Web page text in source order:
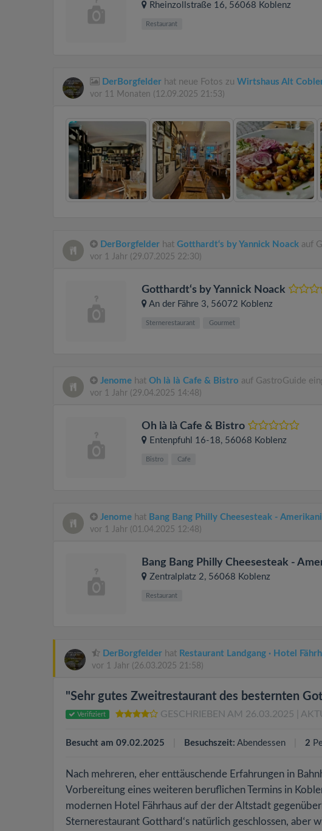
Rheinzollstraße 16, 56068 Koblenz
Restaurant
DerBorgfelder hat neue Fotos zu Wirtshaus Alt
vor 11 Monaten (12.09.2025 21:53)
DerBorgfelder hat Gotthardt‘s by Yannick Noack auf
vor 1 Jahr (29.07.2025 22:30)
Gotthardt‘s by Yannick Noack
An der Fähre 3, 56072 Koblenz
Sternerestaurant Gourmet
Jenome hat Oh là là Cafe & Bistro auf GastroGuide
vor 1 Jahr (29.04.2025 14:48)
Oh là là Cafe & Bistro
Entenpfuhl 16-18, 56068 Koblenz
Bistro Cafe
Jenome hat Bang Bang Philly Cheesesteak -
vor 1 Jahr (01.04.2025 12:48)
Bang Bang Philly Cheesesteak -
Zentralplatz 2, 56068 Koblenz
Restaurant
DerBorgfelder hat Restaurant Landgang · Hotel
vor 1 Jahr (26.03.2025 21:58)
"Sehr gutes Zweitrestaurant des besternten
Verifiziert GESCHRIEBEN AM 26.03.2025 |
Besucht am 09.02.2025 Besuchszeit: Abendessen 2
Nach mehreren, eher enttäuschende Erfahrungen in
Vorbereitung eines weiteren beruflichen Termins in
modernen Hotel Fährhaus auf der der Altstadt
Sternerestaurant Gotthard‘s natürlich geschlossen, aber